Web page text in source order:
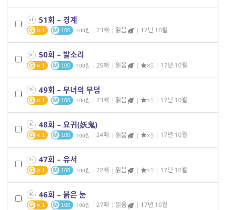
51 51회 – 경계
1 100 100 | 23매 | 읽음 | 17년 10월
50 50회 – 발소리
1 100 100 | 25매 | 읽음 | ×5 | 17년 10월
49 49회 – 무녀의 무덤
1 100 100 | 23매 | 읽음 | ×5 | 17년 10월
48 48회 – 요귀(妖鬼)
1 100 100 | 24매 | 읽음 | ×5 | 17년 10월
47 47회 – 유서
1 100 100 | 22매 | 읽음 | ×5 | 17년 10월
46 46회 – 붉은 눈
1 100 100 | 27매 | 읽음 | 17년 10월